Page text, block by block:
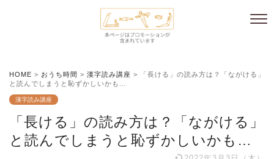
HOME > おうち時間 > 漢字読み講座 >
「長ける」の読み方は？「ながける」
と読んでしまうと恥ずかしいかも…
漢字読み講座
「長ける」の読み方は？「ながける」
と読んでしまうと恥ずかしいかも…